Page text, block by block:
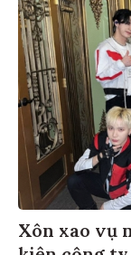
Xôn xao vụ